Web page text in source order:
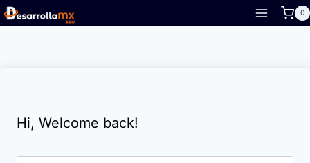
Skip
to
0
Hi, Welcome back!